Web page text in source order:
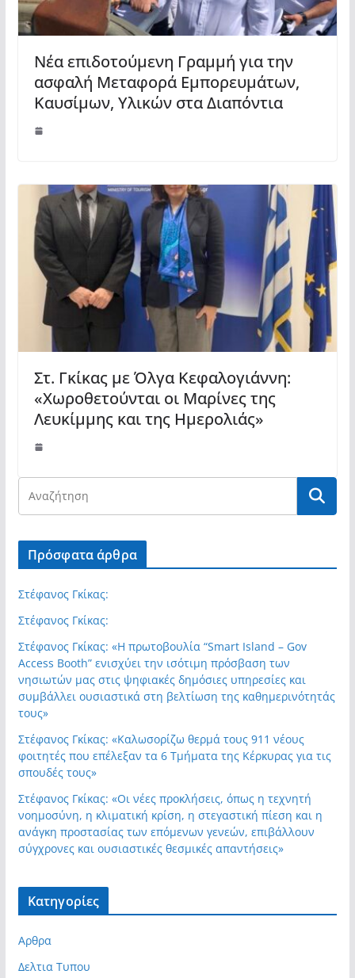
Νέα επιδοτούμενη Γραμμή για την
ασφαλή Μεταφορά Εμπορευμάτων,
Καυσίμων, Υλικών στα Διαπόντια
Στ. Γκίκας με Όλγα Κεφαλογιάννη:
«Χωροθετούνται οι Μαρίνες της
Λευκίμμης και της Ημερολιάς»
Πρόσφατα άρθρα
Στέφανος Γκίκας:
Στέφανος Γκίκας:
Στέφανος Γκίκας: «Η πρωτοβουλία “Smart Island – Gov
Access Booth” ενισχύει την ισότιμη πρόσβαση των
νησιωτών μας στις ψηφιακές δημόσιες υπηρεσίες και
συμβάλλει ουσιαστικά στη βελτίωση της καθημερινότητάς
τους»
Στέφανος Γκίκας: «Καλωσορίζω θερμά τους 911 νέους
φοιτητές που επέλεξαν τα 6 Τμήματα της Κέρκυρας για τις
σπουδές τους»
Στέφανος Γκίκας: «Οι νέες προκλήσεις, όπως η τεχνητή
νοημοσύνη, η κλιματική κρίση, η στεγαστική πίεση και η
ανάγκη προστασίας των επόμενων γενεών, επιβάλλουν
σύγχρονες και ουσιαστικές θεσμικές απαντήσεις»
Kατηγορίες
Αρθρα
Δελτια Τυπου